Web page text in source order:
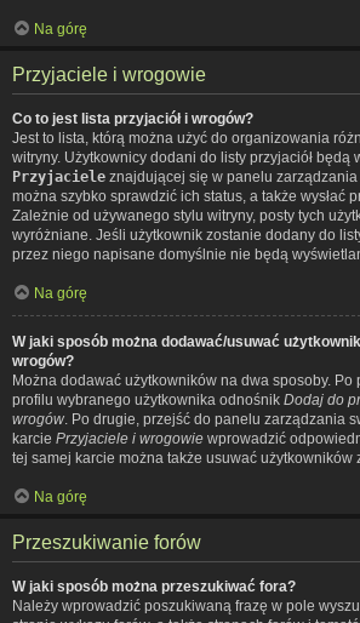
Na górę
Przyjaciele i wrogowie
Co to jest lista przyjaciół i wrogów?
Jest to lista, którą można użyć do organizowania
witryny. Użytkownicy dodani do listy przyjaciół będą
Przyjaciele znajdującej się w panelu
można szybko sprawdzić ich status, a także wysłać
Zależnie od używanego stylu witryny, posty tych
wyróżniane. Jeśli użytkownik zostanie dodany do
przez niego napisane domyślnie nie będą
Na górę
W jaki sposób można dodawać/usuwać
wrogów?
Można dodawać użytkowników na dwa sposoby. Po
profilu wybranego użytkownika odnośnik Dodaj do
wrogów . Po drugie, przejść do panelu zarządzania
karcie Przyjaciele i wrogowie wprowadzić
tej samej karcie można także usuwać użytkowników
Na górę
Przeszukiwanie forów
W jaki sposób można przeszukiwać fora?
Należy wprowadzić poszukiwaną frazę w pole